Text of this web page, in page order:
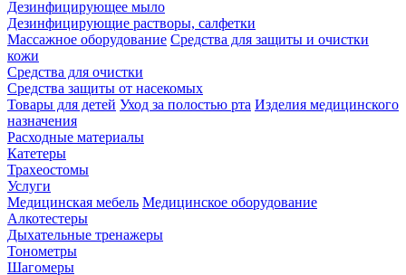
Дезинфицирующее мыло
Дезинфицирующие растворы, салфетки
Массажное оборудование Средства для защиты и очистки
кожи
Средства для очистки
Средства защиты от насекомых
Товары для детей Уход за полостью рта Изделия медицинского
назначения
Расходные материалы
Катетеры
Трахеостомы
Услуги
Медицинская мебель Медицинское оборудование
Алкотестеры
Дыхательные тренажеры
Тонометры
Шагомеры